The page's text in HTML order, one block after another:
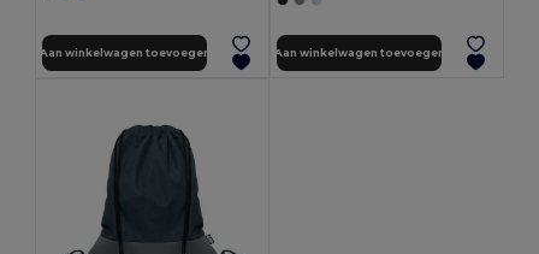
Aan winkelwagen toevoegen Aan winkelwagen toevoegen